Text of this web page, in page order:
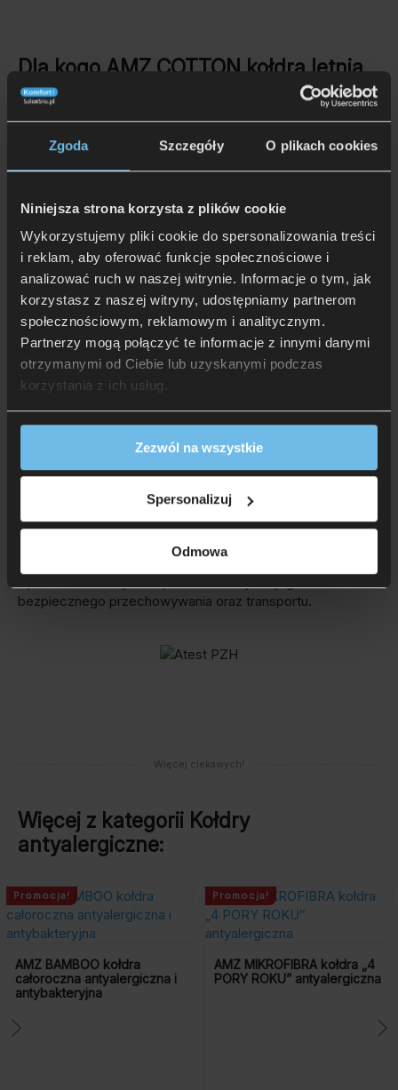
Zgoda Szczegóły O plikach cookies
Niniejsza strona korzysta z plików cookie
Wykorzystujemy pliki cookie do spersonalizowania treści
i reklam, aby oferować funkcje społecznościowe i
analizować ruch w naszej witrynie. Informacje o tym, jak
korzystasz z naszej witryny, udostępniamy partnerom
społecznościowym, reklamowym i analitycznym.
Partnerzy mogą połączyć te informacje z innymi danymi
otrzymanymi od Ciebie lub uzyskanymi podczas
korzystania z ich usług.
Zezwól na wszystkie
Spersonalizuj
Odmowa
Dla kogo AMZ COTTON kołdra letnia
antyalergiczna?
Dla osób, które szukają lekkiej i przewiewnej kołdry
na ciepłe letnie noce,
w 60°C,
Dla użytkowników ceniących dobrą cyrkulację
powietrza i komfort termiczny podczas snu,
Dla osób preferujących miękkie, puszyste i lekkie
wypełnienie zapewniające wygodny wypoczynek,
Dla klientów poszukujących praktycznej i łatwej
w pielęgnacji kołdry z naturalnym bawełnianym
Dla osób, które chcą uniknąć przegrzewania
organizmu podczas snu latem.
Utrzymanie:
Można prać w pralce w domowych warunkach – nawet
w 60 st. C, co skutecznie eliminuje roztocza oraz inne
drobnoustroje. Kołdra bardzo szybko schnie.
bezpiecznego przechowywania oraz transportu.
Więcej ciekawych!
Więcej z kategorii Kołdry
antyalergiczne:
i
Promocja!
AMZ MIKROFIBRA kołdra „4
PORY ROKU” antyalergiczna
Promocja!
całoroczna